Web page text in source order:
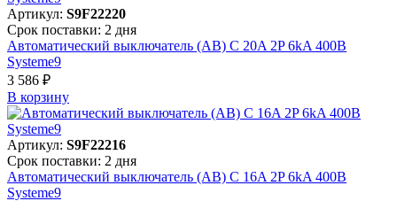
Артикул: S9F22220
Срок поставки: 2 дня
Автоматический выключатель (АВ) C 20A 2P 6kA 400В
Systeme9
3 586 ₽
В корзинy
Артикул: S9F22216
Срок поставки: 2 дня
Автоматический выключатель (АВ) C 16A 2P 6kA 400В
Systeme9